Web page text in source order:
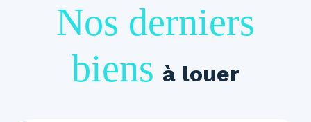
Nos derniers
biens à louer